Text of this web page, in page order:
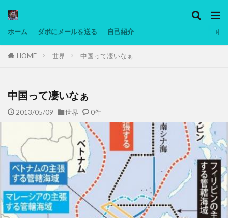
ホーム ダボにメールを送る 自己紹介
HOME 世界 中国って凄いなぁ
中国って凄いなぁ
2013/05/09 世界 0件
タグ
マレーシア動画
備忘録
動画 日本人村社会 脱水シート
検索